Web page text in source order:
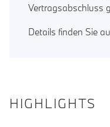
Vertragsabschluss
Details finden Sie
HIGHLIGHTS